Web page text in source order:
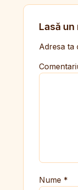
Lasă un
Adresa ta
Nume *